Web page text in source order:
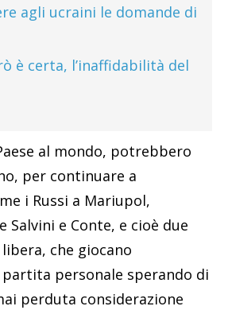
agli ucraini le domande di
è certa, l’inaffidabilità del
al mondo, potrebbero
per continuare a
i Russi a Mariupol,
Salvini e Conte, e cioè due
che giocano
personale sperando di
perduta considerazione